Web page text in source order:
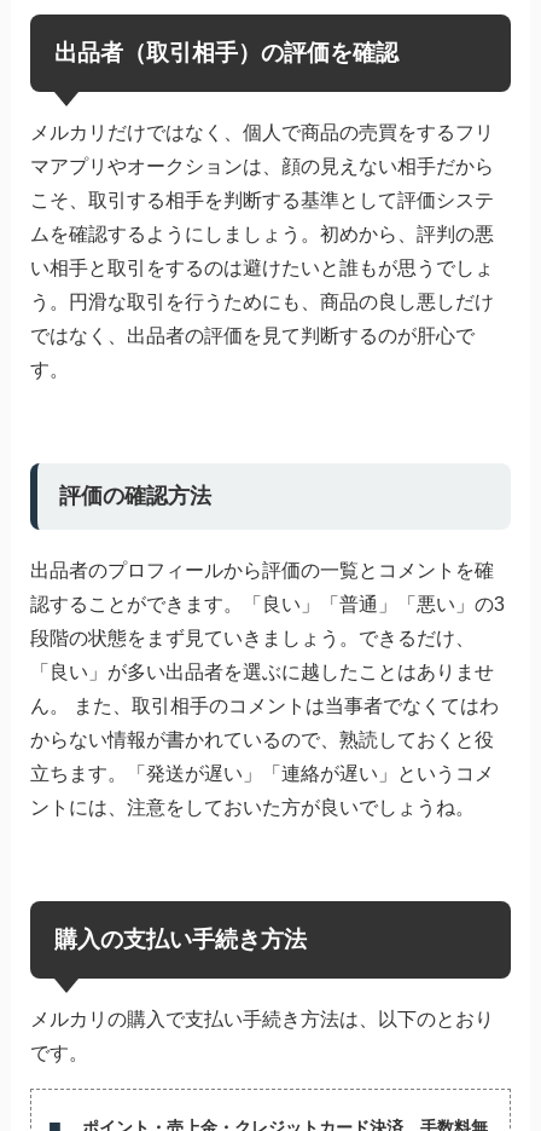
出品者（取引相手）の評価を確認
メルカリだけではなく、個人で商品の売買をするフリ
マアプリやオークションは、顔の見えない相手だから
こそ、取引する相手を判断する基準として評価システ
ムを確認するようにしましょう。初めから、評判の悪
い相手と取引をするのは避けたいと誰もが思うでしょ
う。円滑な取引を行うためにも、商品の良し悪しだけ
ではなく、出品者の評価を見て判断するのが肝心で
す。
評価の確認方法
出品者のプロフィールから評価の一覧とコメントを確
認することができます。「良い」「普通」「悪い」の3
段階の状態をまず見ていきましょう。できるだけ、
「良い」が多い出品者を選ぶに越したことはありませ
ん。 また、取引相手のコメントは当事者でなくてはわ
からない情報が書かれているので、熟読しておくと役
立ちます。「発送が遅い」「連絡が遅い」というコメ
ントには、注意をしておいた方が良いでしょうね。
購入の支払い手続き方法
メルカリの購入で支払い手続き方法は、以下のとおり
です。